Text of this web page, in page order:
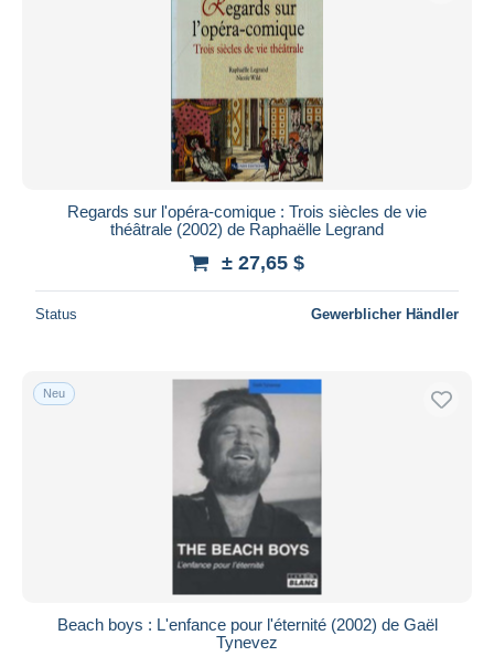
Regards sur l'opéra-comique : Trois siècles de vie
théâtrale (2002) de Raphaëlle Legrand
± 27,65 $
Status Gewerblicher Händler
Neu
Beach boys : L'enfance pour l'éternité (2002) de Gaël
Tynevez